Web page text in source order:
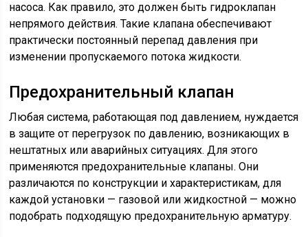
насоса. Как правило, это должен быть гидроклапан
непрямого действия. Такие клапана обеспечивают
практически постоянный перепад давления при
изменении пропускаемого потока жидкости.
Предохранительный клапан
Любая система, работающая под давлением, нуждается
в защите от перегрузок по давлению, возникающих в
нештатных или аварийных ситуациях. Для этого
применяются предохранительные клапаны. Они
различаются по конструкции и характеристикам, для
каждой установки — газовой или жидкостной — можно
подобрать подходящую предохранительную арматуру.